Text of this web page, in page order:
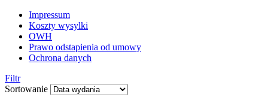
Impressum
Koszty wysylki
OWH
Prawo odstapienia od umowy
Ochrona danych
Filtr
Sortowanie